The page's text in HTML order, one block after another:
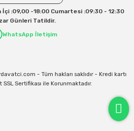
İçi :09,00 -18:00 Cumartesi :09:30 - 12:30
Günleri Tatildir.
WhatsApp İletişim
- Tüm hakları saklıdır - Kredi kartı
Sertifikası ile Korunmaktadır.